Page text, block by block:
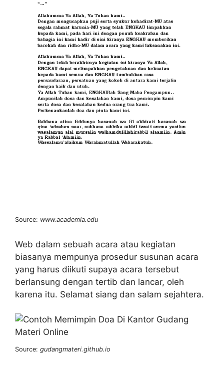
Source: www.academia.edu
Web dalam sebuah acara atau kegiatan
biasanya mempunya prosedur susunan acara
yang harus diikuti supaya acara tersebut
berlansung dengan tertib dan lancar, oleh
karena itu. Selamat siang dan salam sejahtera.
Source: gudangmateri.github.io